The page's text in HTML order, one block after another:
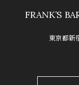
FRANK’S
東京都新